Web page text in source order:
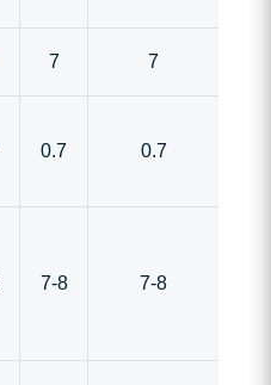
7 7
0.7 0.7
7-8 7-8